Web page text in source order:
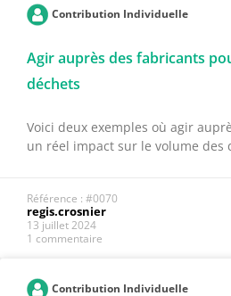
Contribution Individuelle
Agir auprès des fabricants
déchets
Voici deux exemples où agir
un réel impact sur le volume des
Référence : #0070
regis.crosnier
13 juillet 2024
1 commentaire
Contribution Individuelle